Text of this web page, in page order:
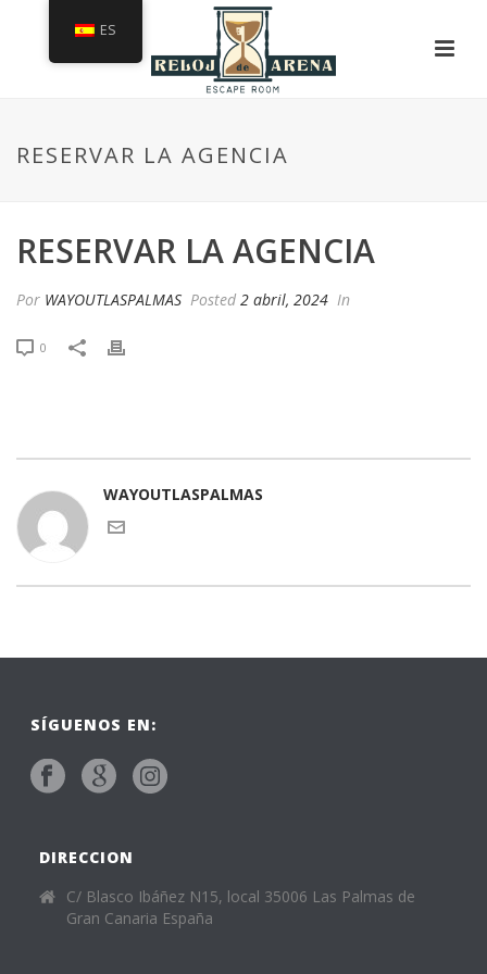
RESERVAR LA AGENCIA
RESERVAR LA AGENCIA
Por WAYOUTLASPALMAS Posted 2 abril, 2024 In
0
WAYOUTLASPALMAS
SÍGUENOS EN:
DIRECCION
C/ Blasco Ibáñez N15, local 35006 Las Palmas de
Gran Canaria España
ES